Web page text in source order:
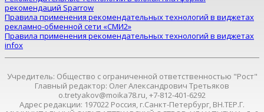
рекомендаций Sparrow
Правила применения рекомендательных технологий в виджетах
рекламно-обменной сети «СМИ2»
Правила применения рекомендательных технологий в виджетах
infox
Учредитель: Общество с ограниченной ответственностью "Рост"
Главный редактор: Олег Александрович Третьяков
o.tretyakov@moika78.ru, +7-812-401-6292
Адрес редакции: 197022 Россия, г.Санкт-Петербург, ВН.ТЕР.Г.